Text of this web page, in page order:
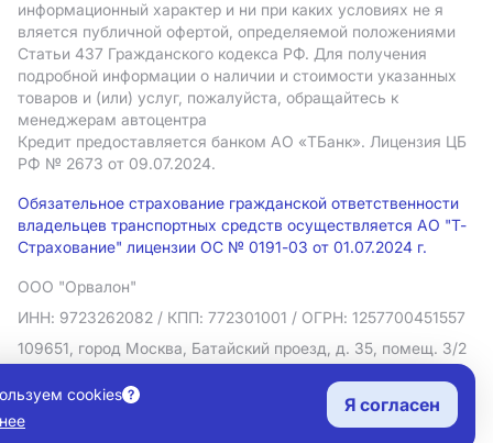
информационный характер и ни при каких условиях не я
вляется публичной офертой, определяемой положениями
Статьи 437 Гражданского кодекса РФ. Для получения
подробной информации о наличии и стоимости указанных
товаров и (или) услуг, пожалуйста, обращайтесь к
менеджерам автоцентра
Кредит предоставляется банком АO «ТБанк». Лицензия ЦБ
РФ № 2673 от 09.07.2024.
Обязательное страхование гражданской ответственности
владельцев транспортных средств осуществляется АО "Т-
Страхование" лицензии ОС № 0191-03 от 01.07.2024 г.
ООО "Орвалон"
ИНН: 9723262082 / КПП: 772301001 / ОГРН: 1257700451557
109651, город Москва, Батайский проезд, д. 35, помещ. 3/2
Политика в отношении обработки персональных данных
Согласие на рекламную рассылку
Правовая информация
cookies
Я согласен